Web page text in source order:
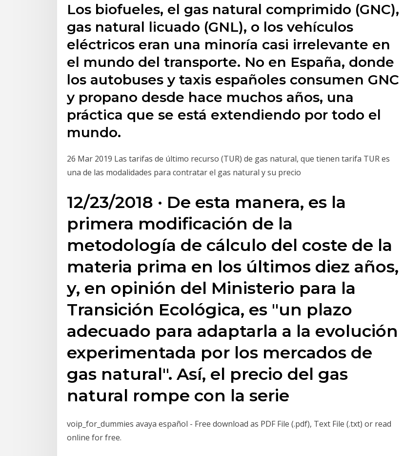
Los biofueles, el gas natural comprimido (GNC),
gas natural licuado (GNL), o los vehículos
eléctricos eran una minoría casi irrelevante en
el mundo del transporte. No en España, donde
los autobuses y taxis españoles consumen GNC
y propano desde hace muchos años, una
práctica que se está extendiendo por todo el
mundo.
26 Mar 2019 Las tarifas de último recurso (TUR) de gas natural, que tienen tarifa TUR es
una de las modalidades para contratar el gas natural y su precio
12/23/2018 · De esta manera, es la
primera modificación de la
metodología de cálculo del coste de la
materia prima en los últimos diez años,
y, en opinión del Ministerio para la
Transición Ecológica, es "un plazo
adecuado para adaptarla a la evolución
experimentada por los mercados de
gas natural". Así, el precio del gas
natural rompe con la serie
voip_for_dummies avaya español - Free download as PDF File (.pdf), Text File (.txt) or read
online for free.